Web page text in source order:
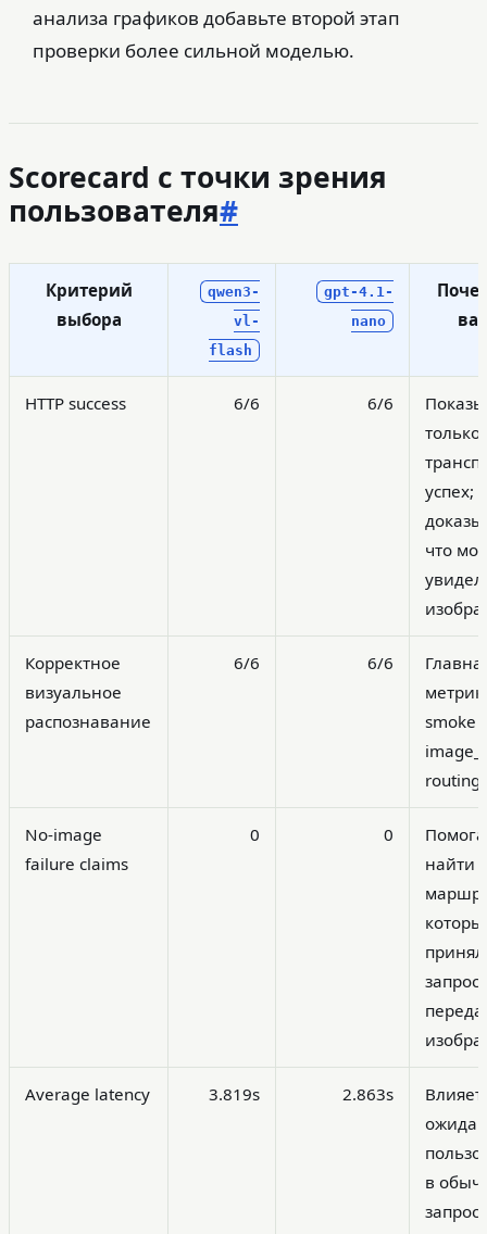
анализа графиков добавьте второй этап
проверки более сильной моделью.
Scorecard с точки зрения
пользователя#
Критерий
выбора
qwen3-
vl-
flash
gpt-4.1-
nano
HTTP success 6/6 6/6
только
успех;
что
Корректное
визуальное
распознавание
6/6 6/6
smoke
routing.
No-image
failure claims
0 0
найти
Average latency 3.819s 2.863s
в